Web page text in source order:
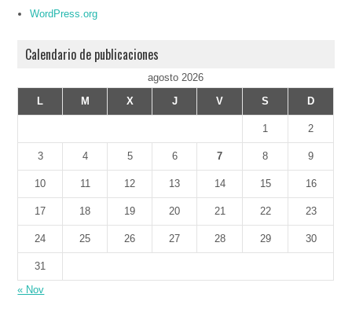
WordPress.org
Calendario de publicaciones
agosto 2026
L
M X J V S D
1 2
3 4 5 6 7 8 9
10 11 12 13 14 15 16
17 18 19 20 21 22 23
24 25 26 27 28 29 30
31
« Nov